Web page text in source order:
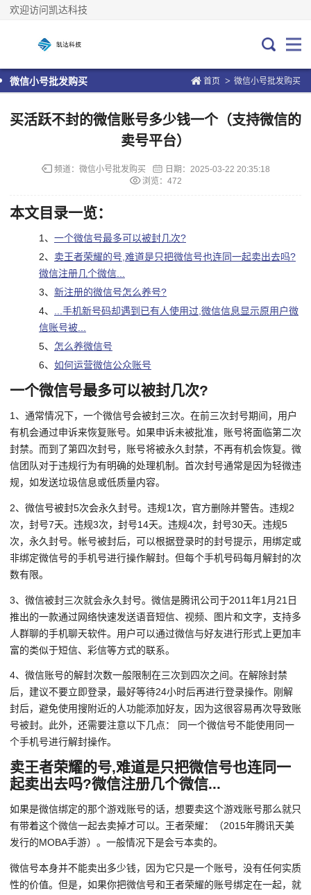
欢迎访问凯达科技
首页 > 微信小号批发购买
微信小号批发购买
买活跃不封的微信账号多少钱一个（支持微信的
卖号平台）
频道： 微信小号批发购买 日期： 2025-03-22 20:35:18
浏览：472
本文目录一览：
1、 一个微信号最多可以被封几次?
2、 卖王者荣耀的号,难道是只把微信号也连同一起卖出去吗?
微信注册几个微信...
3、 新注册的微信号怎么养号?
4、
...手机新号码却遇到已有人使用过,微信信息显示原用户微
信账号被...
5、 怎么养微信号
6、 如何运营微信公众账号
一个微信号最多可以被封几次?
1、通常情况下，一个微信号会被封三次。在前三次封号期间，用户
有机会通过申诉来恢复账号。如果申诉未被批准，账号将面临第二次
封禁。而到了第四次封号，账号将被永久封禁，不再有机会恢复。微
信团队对于违规行为有明确的处理机制。首次封号通常是因为轻微违
规，如发送垃圾信息或低质量内容。
2、微信号被封5次会永久封号。违规1次，官方删除并警告。违规2
次，封号7天。违规3次，封号14天。违规4次，封号30天。违规5
次，永久封号。帐号被封后，可以根据登录时的封号提示，用绑定或
非绑定微信号的手机号进行操作解封。但每个手机号码每月解封的次
数有限。
3、微信被封三次就会永久封号。微信是腾讯公司于2011年1月21日
推出的一款通过网络快速发送语音短信、视频、图片和文字，支持多
人群聊的手机聊天软件。用户可以通过微信与好友进行形式上更加丰
富的类似于短信、彩信等方式的联系。
4、微信账号的解封次数一般限制在三次到四次之间。在解除封禁
后，建议不要立即登录，最好等待24小时后再进行登录操作。刚解
封后，避免使用搜附近的人功能添加好友，因为这很容易再次导致账
号被封。此外，还需要注意以下几点： 同一个微信号不能使用同一
个手机号进行解封操作。
卖王者荣耀的号,难道是只把微信号也连同一
起卖出去吗?微信注册几个微信...
如果是微信绑定的那个游戏账号的话，想要卖这个游戏账号那么就只
有带着这个微信一起去卖掉才可以。王者荣耀：（2015年腾讯天美
发行的MOBA手游）。一般情况下是会亏本卖的。
微信号本身并不能卖出多少钱，因为它只是一个账号，没有任何实质
性的价值。但是，如果你把微信号和王者荣耀的账号绑定在一起，就